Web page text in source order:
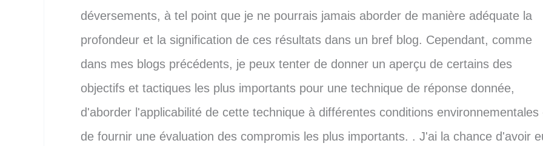
déversements, à tel point que je ne pourrais jamais aborder de manière adéquate la
profondeur et la signification de ces résultats dans un bref blog. Cependant, comme
dans mes blogs précédents, je peux tenter de donner un aperçu de certains des
objectifs et tactiques les plus importants pour une technique de réponse donnée,
d'aborder l'applicabilité de cette technique à différentes conditions environnementales
de fournir une évaluation des compromis les plus importants. . J'ai la chance d'avoir